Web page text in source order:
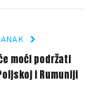
moći podržati
i Rumuniji